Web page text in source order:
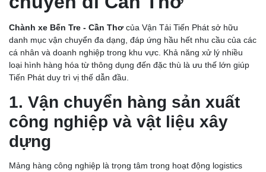
Chành xe Bến Tre - Cần Thơ của Vận Tải Tiến Phát sở hữu
danh mục vận chuyển đa dạng, đáp ứng hầu hết nhu cầu của các
cá nhân và doanh nghiệp trong khu vực. Khả năng xử lý nhiều
loại hình hàng hóa từ thông dụng đến đặc thù là ưu thế lớn giúp
Tiến Phát duy trì vị thế dẫn đầu.
1. Vận chuyển hàng sản xuất
công nghiệp và vật liệu xây
dựng
Mảng hàng công nghiệp là trọng tâm trong hoạt động logistics